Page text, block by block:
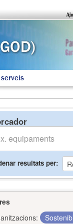
resultats per